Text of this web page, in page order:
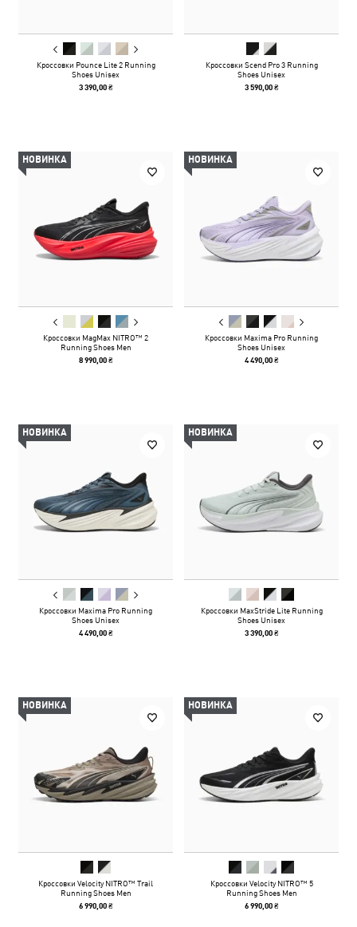
Кроссовки Pounce Lite 2 Running
Shoes Unisex
3 390,00 ₴
Кроссовки Scend Pro 3 Running
Shoes Unisex
3 590,00 ₴
НОВИНКА
Кроссовки MagMax NITRO™ 2
Running Shoes Men
8 990,00 ₴
НОВИНКА
Кроссовки Maxima Pro Running
Shoes Unisex
4 490,00 ₴
НОВИНКА
Кроссовки Maxima Pro Running
Shoes Unisex
4 490,00 ₴
НОВИНКА
Кроссовки MaxStride Lite Running
Shoes Unisex
3 390,00 ₴
НОВИНКА
Кроссовки Velocity NITRO™ Trail
Running Shoes Men
6 990,00 ₴
НОВИНКА
Кроссовки Velocity NITRO™ 5
Running Shoes Men
6 990,00 ₴